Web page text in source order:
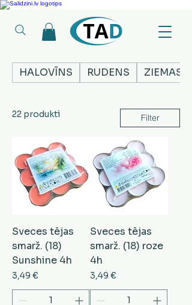
Ledusskapji, Sadzīves tehnika, Smaržas,
HALOVĪNS RUDENS
22 produkti Filter
Sveces tējas
smarž. (18)
Sunshine 4h
Cena
3,49 €
Sveces tējas
smarž. (18) roze
4h
Cena
3,49 €